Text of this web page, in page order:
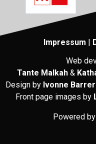
Impressum
Web
Tante Malkah &
Design by Ivonne
Front page images by
Powered